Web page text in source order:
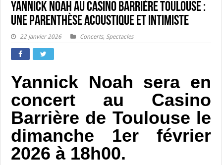
Yannick Noah au Casino Barrière Toulouse :
Une parenthèse acoustique et intimiste
22 janvier 2026 Concerts, Spectacles
Yannick Noah sera en
concert au Casino
Barrière de Toulouse le
dimanche 1er février
2026 à 18h00.